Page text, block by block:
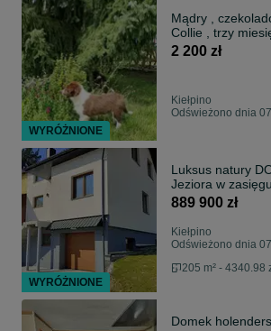
Mądry ,
Collie , trzy
gotowy na
2 200 zł
Kiełpino
Odświeżono dnia
Luksus natury
Jeziora w
889 900 zł
Kiełpino
Odświeżono dnia
205 m² - 4340.98
Domek
WYRÓŻNIONE
WYRÓŻNIONE